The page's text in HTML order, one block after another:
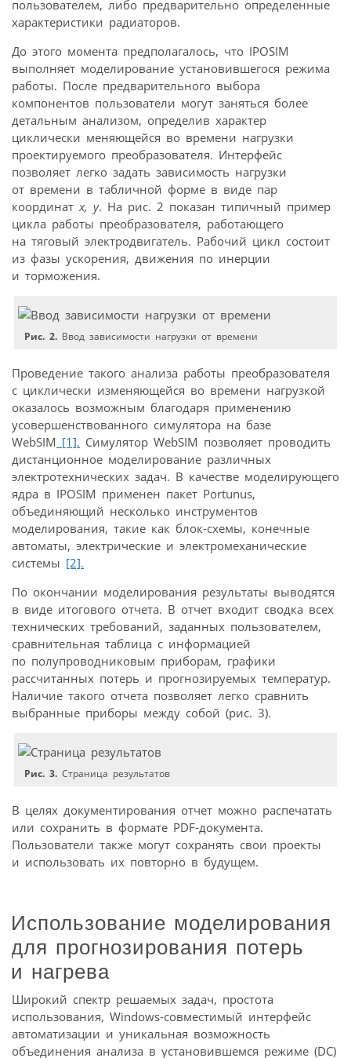
пользователем, либо предварительно определенные
характеристики радиаторов.
До этого момента предполагалось, что IPOSIM
выполняет моделирование установившегося режима
работы. После предварительного выбора
компонентов пользователи могут заняться более
детальным анализом, определив характер
циклически меняющейся во времени нагрузки
проектируемого преобразователя. Интерфейс
позволяет легко задать зависимость нагрузки
от времени в табличной форме в виде пар
координатx, y. На рис. 2 показан типичный пример
цикла работы преобразователя, работающего
на тяговый электродвигатель. Рабочий цикл состоит
из фазы ускорения, движения по инерции
и торможения.
Рис. 2. Ввод зависимости нагрузки от времени
Проведение такого анализа работы преобразователя
с циклически изменяющейся во времени нагрузкой
оказалось возможным благодаря применению
усовершенствованного симулятора на базе
WebSIM [1]. Симулятор WebSIM позволяет проводить
дистанционное моделирование различных
электротехнических задач. В качестве моделирующего
ядра в IPOSIM применен пакет Portunus,
объединяющий несколько инструментов
моделирования, такие как блок-схемы, конечные
автоматы, электрические и электромеханические
системы [2].
По окончании моделирования результаты выводятся
в виде итогового отчета. В отчет входит сводка всех
технических требований, заданных пользователем,
сравнительная таблица с информацией
по полупроводниковым приборам, графики
рассчитанных потерь и прогнозируемых температур.
Наличие такого отчета позволяет легко сравнить
выбранные приборы между собой (рис. 3).
Рис. 3. Страница результатов
В целях документирования отчет можно распечатать
или сохранить в формате PDF-документа.
Пользователи также могут сохранять свои проекты
и использовать их повторно в будущем.
Использование моделирования
для прогнозирования потерь
и нагрева
Широкий спектр решаемых задач, простота
использования, Windows-совместимый интерфейс
автоматизации и уникальная возможность
объединения анализа в установившемся режиме (DC)